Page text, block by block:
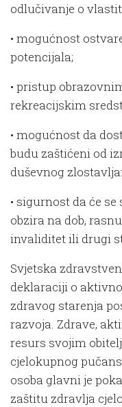
odlučivanje o
• mogućnost
potencijala;
• pristup
rekreacijskim
• mogućnost da
budu zaštićeni od
duševnog
• sigurnost da će
obzira na dob,
invaliditet ili drugi
Svjetska
deklaraciji o
zdravog starenja
razvoja. Zdrave,
resurs svojim
cjelokupnog
osoba glavni je
zaštitu zdravlja